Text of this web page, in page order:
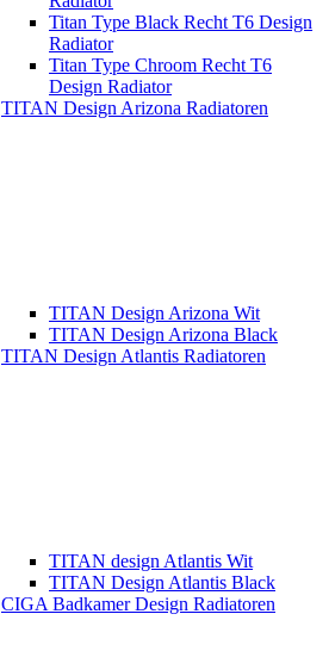
Titan Type Black Recht T6 Design
Radiator
Titan Type Chroom Recht T6
Design Radiator
TITAN Design Arizona Radiatoren
TITAN Design Arizona Wit
TITAN Design Arizona Black
TITAN Design Atlantis Radiatoren
TITAN design Atlantis Wit
TITAN Design Atlantis Black
CIGA Badkamer Design Radiatoren